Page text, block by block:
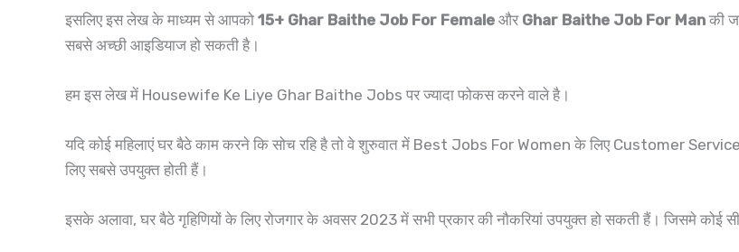
इसलिए इस लेख के माध्यम से आपको 15+ Ghar Baithe Job For Female और Ghar Baithe Job For Man की
सबसे अच्छी आइडियाज हो सकती है।
हम इस लेख में Housewife Ke Liye Ghar Baithe Jobs पर ज्यादा फोकस करने वाले है।
यदि कोई महिलाएं घर बैठे काम करने कि सोच रहि है तो वे शुरुवात में Best Jobs For Women के लिए Customer
लिए सबसे उपयुक्त होती हैं।
इसके अलावा, घर बैठे गृहिणियों के लिए रोजगार के अवसर 2023 में सभी प्रकार की नौकरियां उपयुक्त हो सकती हैं। जिसमे कोई